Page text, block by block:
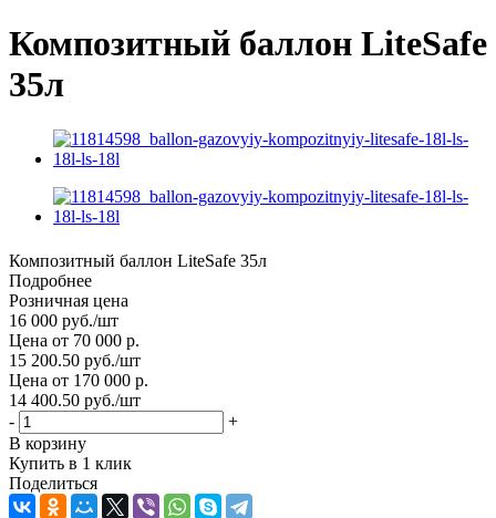
Композитный баллон LiteSafe
35л
Композитный баллон LiteSafe 35л
Подробнее
Розничная цена
16 000 руб./шт
Цена от 70 000 р.
15 200.50 руб./шт
Цена от 170 000 р.
14 400.50 руб./шт
-
+
В корзину
Купить в 1 клик
Поделиться